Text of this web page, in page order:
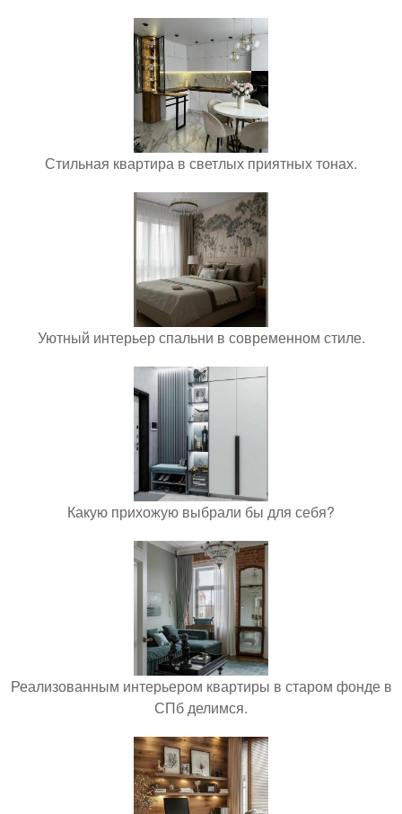
Стильная квартира в светлых приятных тонах.
Уютный интерьер спальни в современном стиле.
Какую прихожую выбрали бы для себя?
Реализованным интерьером квартиры в старом фонде в
СПб делимся.